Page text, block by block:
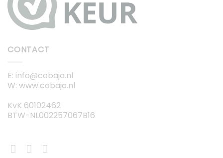
CONTACT
E: info@cobaja.nl
W: www.cobaja.nl
KvK 60102462
BTW-NL002257067B16